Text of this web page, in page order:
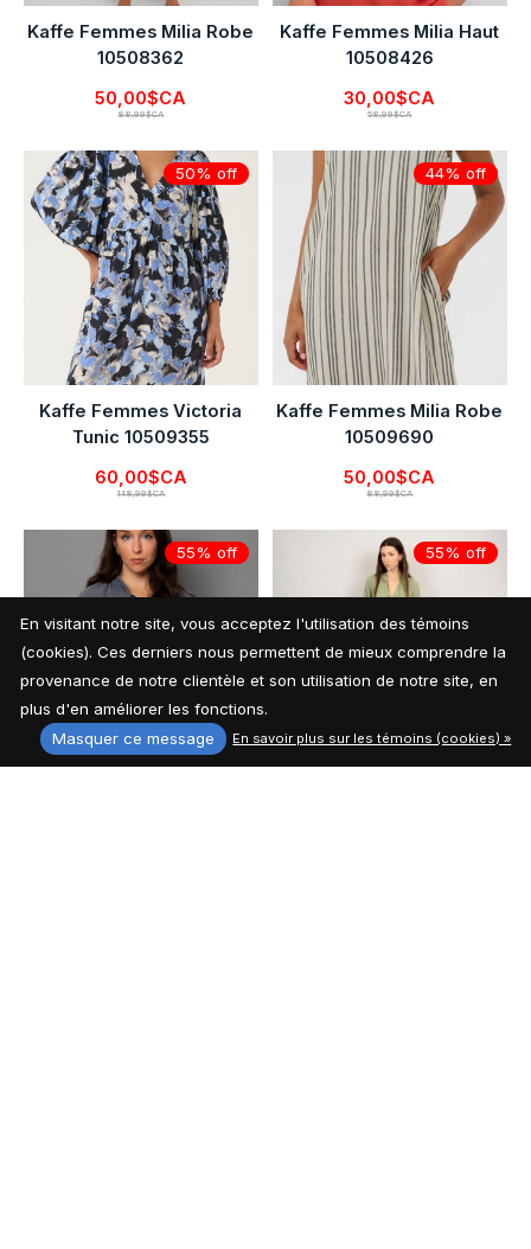
Kaffe Femmes Milia Robe
10508362
50,00$CA
88,99$CA
Kaffe Femmes Milia Haut
10508426
30,00$CA
58,99$CA
50% off
Kaffe Femmes Victoria
Tunic 10509355
60,00$CA
118,99$CA
44% off
Kaffe Femmes Milia Robe
10509690
50,00$CA
88,99$CA
55% off 55% off
En visitant notre site, vous acceptez l'utilisation des témoins
(cookies). Ces derniers nous permettent de mieux comprendre la
provenance de notre clientèle et son utilisation de notre site, en
plus d'en améliorer les fonctions.
Masquer ce message
En savoir plus sur les témoins (cookies) »